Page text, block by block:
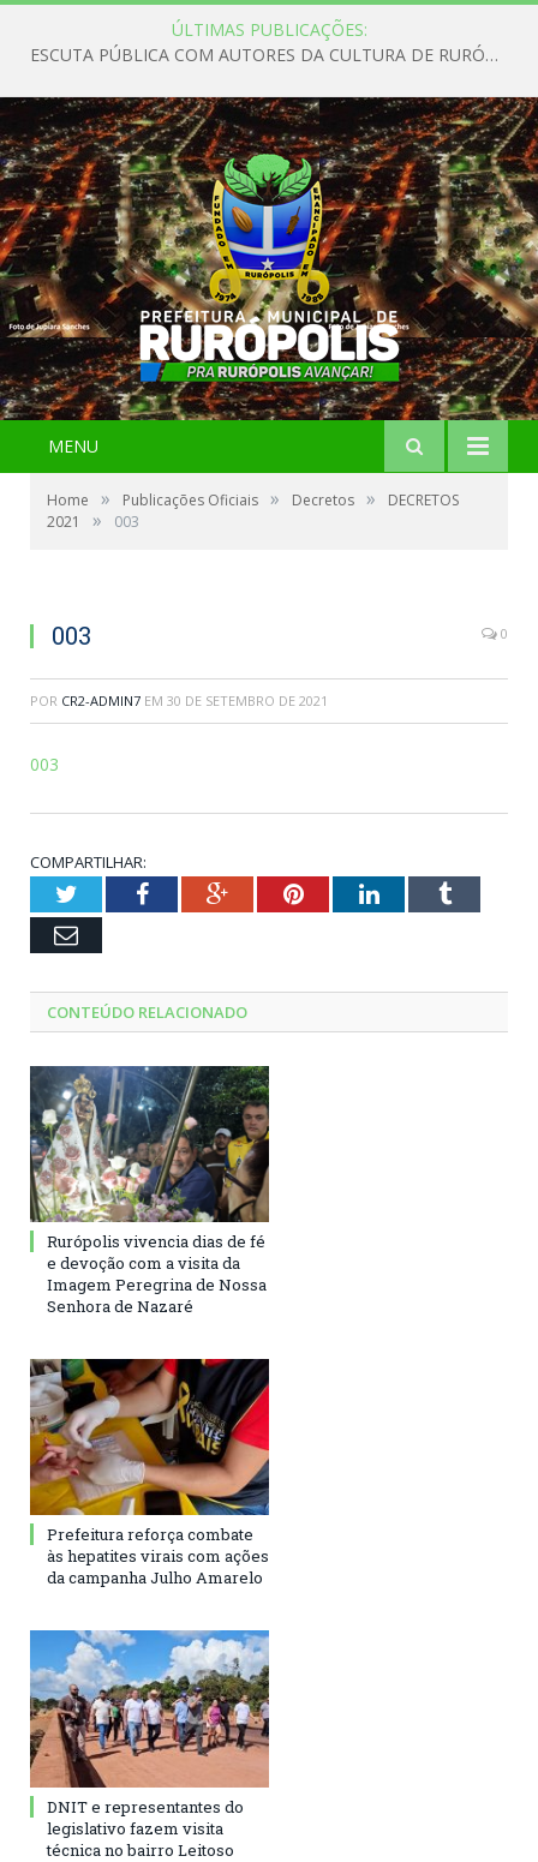
ÚLTIMAS PUBLICAÇÕES:
ESCUTA PÚBLICA COM AUTORES DA CULTURA DE RURÓPOLIS
MENU
Home » Publicações Oficiais » Decretos »
DECRETOS
2021
» 003
003 0
POR CR2-ADMIN7 EM 30 DE SETEMBRO DE 2021
003
COMPARTILHAR:
TwitterFacebookGoogle+PinterestLinkedInTumblr
Email
CONTEÚDO RELACIONADO
Rurópolis vivencia dias de fé
e devoção com a visita da
Imagem Peregrina de Nossa
Senhora de Nazaré
Prefeitura reforça combate
às hepatites virais com ações
da campanha Julho Amarelo
DNIT e representantes do
legislativo fazem visita
técnica no bairro Leitoso